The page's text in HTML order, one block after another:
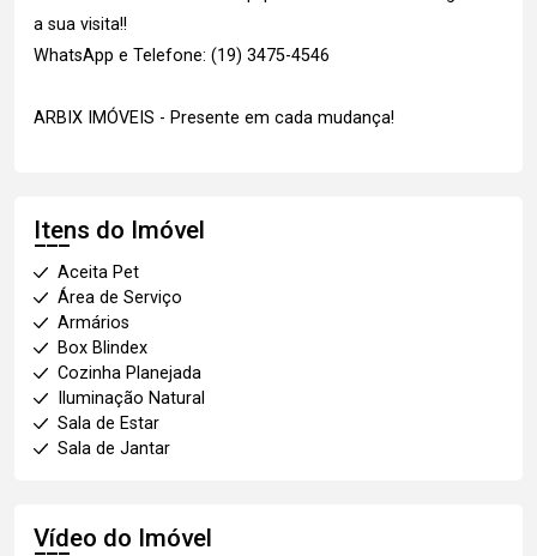
a sua visita!!
WhatsApp e Telefone: (19) 3475-4546
ARBIX IMÓVEIS - Presente em cada mudança!
Itens do Imóvel
Aceita Pet
Área de Serviço
Armários
Box Blindex
Cozinha Planejada
Iluminação Natural
Sala de Estar
Sala de Jantar
Vídeo do Imóvel